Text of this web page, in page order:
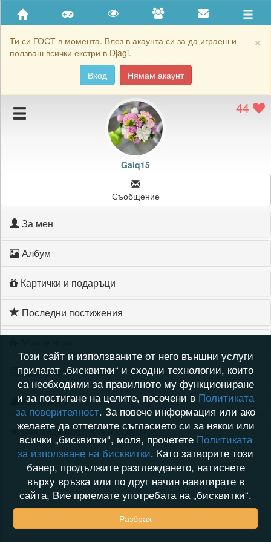
×
Ти си ГОСТ в момента. Влез в акаунта си за да играеш и
ползваш всички екстри в Djagi.
Вход
Нямам акаунт
Приятели
Хронология на игри
Подаръците на Galq15
Картичките на Galq15
44
Galq15
Съобщение
За мен
Албум
Картички и подаръци
Последни постижения
Хронология на игри
Активност
Кой видя профила на Galq15
Този сайт и използваните от него външни услуги
прилагат „бисквитки“ и сходни технологии, които
са необходими за правилното му функциониране
и за постигане на целите, посочени в Политиката
за поверителност. За повече информация или ако
желаете да оттеглите съгласието си за някои или
всички „бисквитки“, моля, прочетете Политиката
за използване на бисквитки. Като затворите този
банер, продължите разглеждането, натиснете
върху връзка или по друг начин навигирате в
сайта, Вие приемате употребата на „бисквитки“.
Разбрах